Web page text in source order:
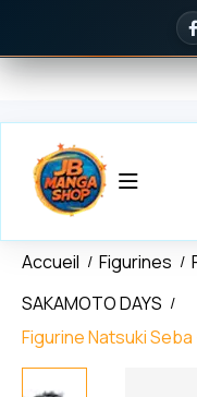
dès 150 € d'achat
Accueil Figurines
SAKAMOTO DAYS
Figurine Natsuki
Panneau de gestion